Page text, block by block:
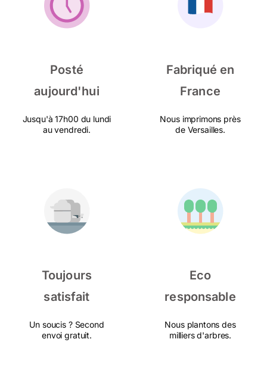
Posté
aujourd'hui
Jusqu'à 17h00 du lundi
au vendredi.
Fabriqué en
France
Nous imprimons près
de Versailles.
Toujours
satisfait
Un soucis ? Second
envoi gratuit.
Eco
responsable
Nous plantons des
milliers d'arbres.